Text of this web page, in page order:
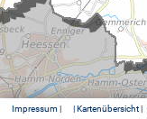
Impressum | | Kartenübersicht |